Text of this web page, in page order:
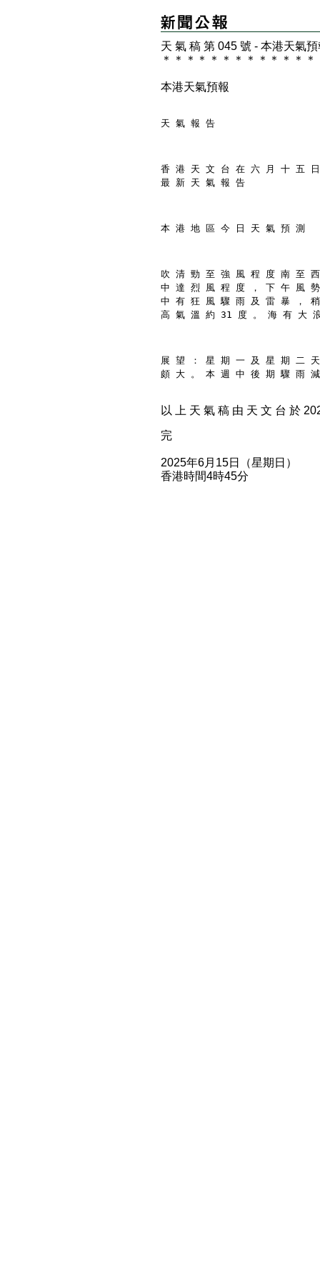
天 氣 稿 第 045 號 - 本港天氣
＊
＊ ＊ ＊ ＊ ＊ ＊ ＊ ＊ ＊ ＊ ＊ ＊
本港天氣預報
天 氣 報 告
香 港 天 文 台 在 六 月 十 五
最 新 天 氣 報 告
本 港 地 區 今 日 天 氣 預 測
吹 清 勁 至 強 風 程 度 南 至
中 達 烈 風 程 度 ， 下 午 風
中 有 狂 風 驟 雨 及 雷 暴 ，
高 氣 溫 約 31 度 。 海 有 大
展 望 ： 星 期 一 及 星 期 二
頗 大 。 本 週 中 後 期 驟 雨
以 上 天 氣 稿 由 天 文 台 於
完
2025年6月15日（星期日）
香港時間4時45分